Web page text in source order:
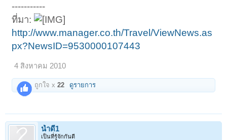
-----------
ที่มา:
http://www.manager.co.th/Travel/ViewNews.as
px?NewsID=9530000107443
4 สิงหาคม 2010
ถูกใจ x22 ดูรายการ
น้ำดี1
เป็นที่รู้จักกันดี